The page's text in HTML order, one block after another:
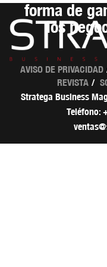
forma de
los
AVISO DE PRIVACIDAD
REVISTA
Stratega Business
Teléfono: